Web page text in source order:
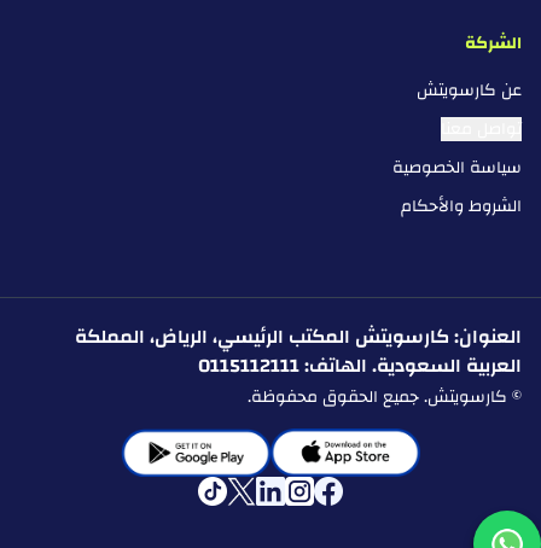
الشركة
عن كارسويتش
سياسة الخصوصية
الشروط والأحكام
العنوان: كارسويتش المكتب الرئيسي، الرياض، المملكة
العربية السعودية. الهاتف: 0115112111
© كارسويتش. جميع الحقوق محفوظة.